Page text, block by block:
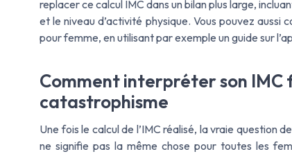
replacer ce calcul IMC dans un bilan plus large,
et le niveau d’activité physique. Vous pouvez
pour femme, en utilisant par exemple un guide sur
Comment interpréter son IMC
catastrophisme
Une fois le calcul de l’IMC réalisé, la vraie question
ne signifie pas la même chose pour toutes les